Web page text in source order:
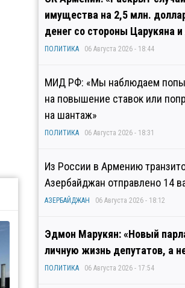
имущества на 2,5 млн.
денег со стороны Царукяна
ПОЛИТИКА 06 Августа 2026 - 18:44
МИД РФ: «Мы наблюдаем
на повышение ставок или
на шантаж»
ПОЛИТИКА 06 Августа 2026 - 18:31
Из России в Армению
Азербайджан отправлено 14
АЗЕРБАЙДЖАН 06 Августа 2026 - 18:12
Эдмон Марукян: «Новый
личную жизнь депутатов, а
ПОЛИТИКА 06 Августа 2026 - 17:54